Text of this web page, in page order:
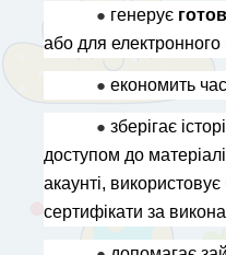
● генерує
або для електронного
● економить час
● зберігає
доступом до
акаунті,
сертифікати за